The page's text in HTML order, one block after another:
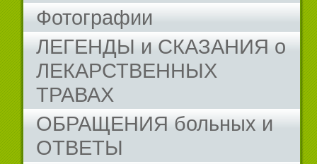
Фотографии
ЛЕГЕНДЫ и СКАЗАНИЯ о
ЛЕКАРСТВЕННЫХ
ТРАВАХ
ОБРАЩЕНИЯ больных и
ОТВЕТЫ